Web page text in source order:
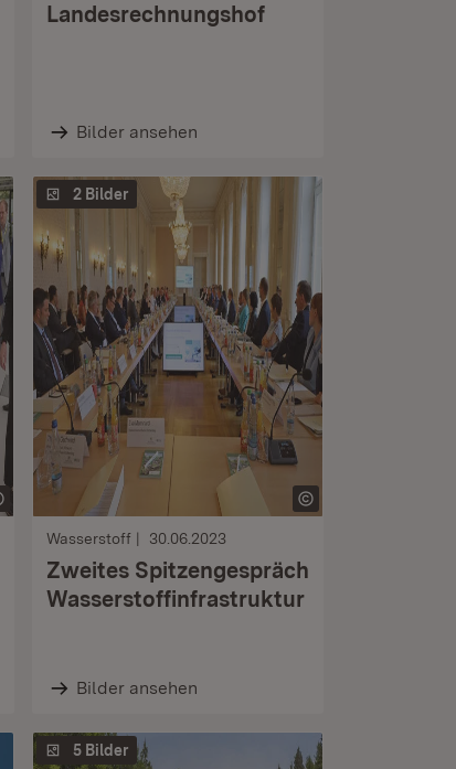
Landesrechnungshof
Bilder ansehen
2 Bilder
Wasserstoff 30.06.2023
Zweites Spitzengespräch
Wasserstoffinfrastruktur
Bilder ansehen
5 Bilder